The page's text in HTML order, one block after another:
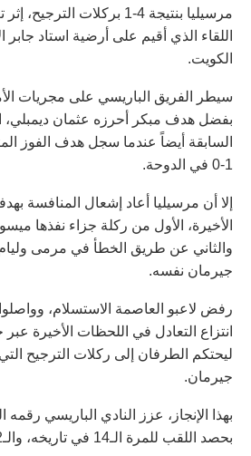
اللقاء الذي أقيم على أرضية استاد جابر
الكويت.
بفضل هدف مبكر أحرزه عثمان ديمبلي،
السابقة أيضاً عندما سجل هدف الفوز
1-0 في الدوحة.
إلا أن مرسيليا أعاد إشعال المنافسة
الأخيرة، الأول من ركلة جزاء نفذها
والثاني عن طريق الخطأ في مرمى
جيرمان نفسه.
رفض لاعبو العاصمة الاستسلام،
انتزاع التعادل في اللحظات الأخيرة
ليحتكم الطرفان إلى ركلات الترجيح
جيرمان.
بهذا الإنجاز، عزز النادي الباريسي
بحصد اللقب للمرة الـ14 في تاريخه، والـ12 في آخر 13 نسخة.